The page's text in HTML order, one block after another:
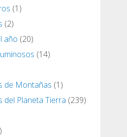
(1)
(2)
año (20)
(14)
de Montañas (1)
del Planeta Tierra (239)